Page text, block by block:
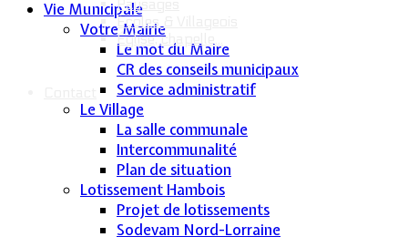
Paysages
Écoles & Villageois
Église, chapelle...
Vie Municipale
Votre Mairie
Le mot du Maire
CR des conseils municipaux
Service administratif
Le Village
La salle communale
Intercommunalité
Plan de situation
Lotissement Hambois
Projet de lotissements
Sodevam Nord-Lorraine